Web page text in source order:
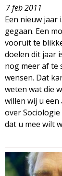
7 feb 2011
Een nieuw jaar
gegaan. Een
vooruit te
doelen dit jaar
nog meer af te
wensen. Dat
weten wat die
willen wij u
over
dat u mee wilt